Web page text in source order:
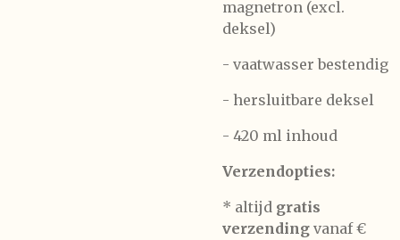
magnetron (excl.
deksel)
- vaatwasser bestendig
- hersluitbare deksel
- 420 ml inhoud
Verzendopties:
* altijd gratis
verzending vanaf €